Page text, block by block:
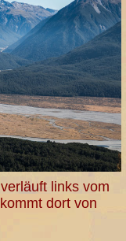
links vom
dort von